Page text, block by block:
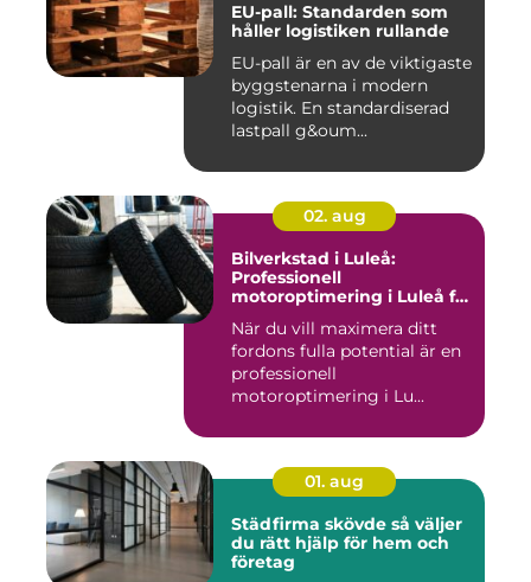
EU-pall: Standarden som
håller logistiken rullande
EU-pall är en av de viktigaste
byggstenarna i modern
logistik. En standardiserad
lastpall g&oum...
02. aug
Bilverkstad i Luleå:
Professionell
motoroptimering i Luleå för
När du vill maximera ditt
fordons fulla potential är en
professionell
motoroptimering i Lu...
01. aug
Städfirma skövde så väljer
du rätt hjälp för hem och
företag